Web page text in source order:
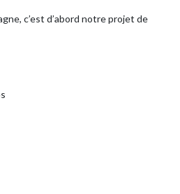
c’est d’abord notre projet de